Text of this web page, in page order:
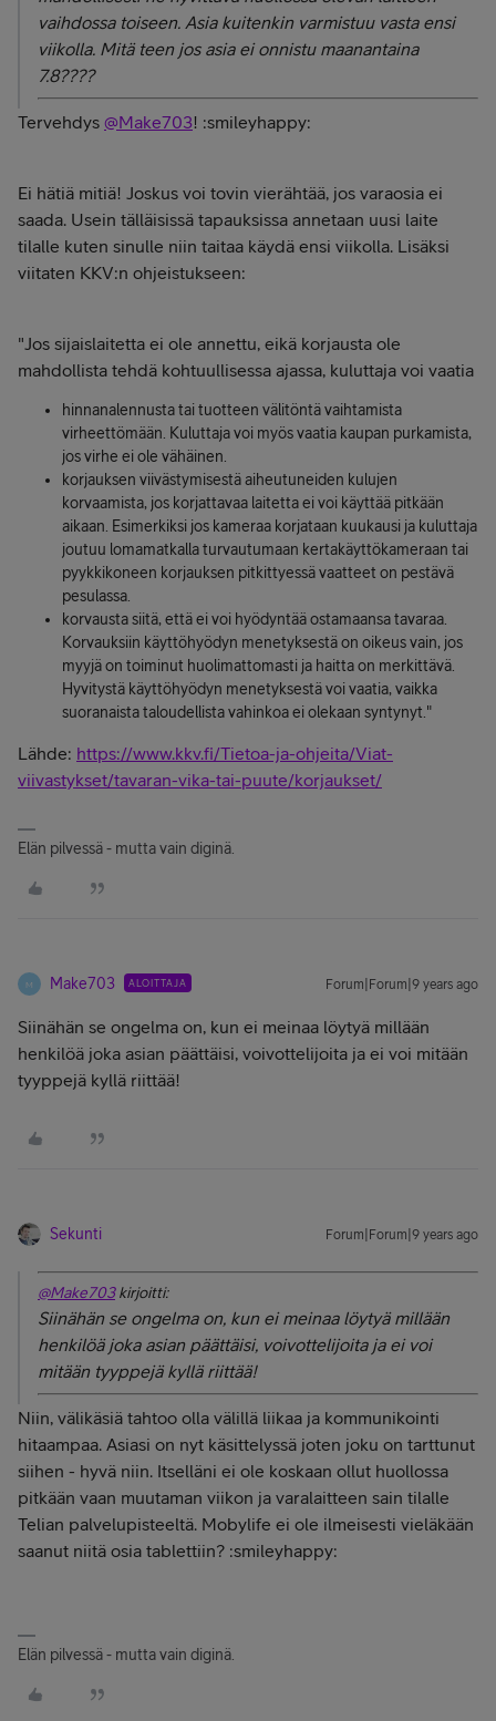
vaihdossa toiseen. Asia kuitenkin varmistuu vasta ensi
viikolla. Mitä teen jos asia ei onnistu maanantaina
7.8????
Tervehdys @Make703! :smileyhappy:
Ei hätiä mitiä! Joskus voi tovin vierähtää, jos varaosia ei
saada. Usein tälläisissä tapauksissa annetaan uusi laite
tilalle kuten sinulle niin taitaa käydä ensi viikolla. Lisäksi
viitaten KKV:n ohjeistukseen:
"Jos sijaislaitetta ei ole annettu, eikä korjausta ole
mahdollista tehdä kohtuullisessa ajassa, kuluttaja voi vaatia
hinnanalennusta tai tuotteen välitöntä vaihtamista
virheettömään. Kuluttaja voi myös vaatia kaupan purkamista,
jos virhe ei ole vähäinen.
korjauksen viivästymisestä aiheutuneiden kulujen
korvaamista, jos korjattavaa laitetta ei voi käyttää pitkään
aikaan. Esimerkiksi jos kameraa korjataan kuukausi ja kuluttaja
joutuu lomamatkalla turvautumaan kertakäyttökameraan tai
pyykkikoneen korjauksen pitkittyessä vaatteet on pestävä
pesulassa.
korvausta siitä, että ei voi hyödyntää ostamaansa tavaraa.
Korvauksiin käyttöhyödyn menetyksestä on oikeus vain, jos
myyjä on toiminut huolimattomasti ja haitta on merkittävä.
Hyvitystä käyttöhyödyn menetyksestä voi vaatia, vaikka
suoranaista taloudellista vahinkoa ei olekaan syntynyt."
Lähde: https://www.kkv.fi/Tietoa-ja-ohjeita/Viat-
viivastykset/tavaran-vika-tai-puute/korjaukset/
Elän pilvessä - mutta vain diginä.
M Make703 ALOITTAJA Forum|Forum|9 years ago
Siinähän se ongelma on, kun ei meinaa löytyä millään
henkilöä joka asian päättäisi, voivottelijoita ja ei voi mitään
tyyppejä kyllä riittää!
Sekunti Forum|Forum|9 years ago
@Make703kirjoitti:
Siinähän se ongelma on, kun ei meinaa löytyä millään
henkilöä joka asian päättäisi, voivottelijoita ja ei voi
mitään tyyppejä kyllä riittää!
Niin, välikäsiä tahtoo olla välillä liikaa ja kommunikointi
hitaampaa. Asiasi on nyt käsittelyssä joten joku on tarttunut
siihen - hyvä niin. Itselläni ei ole koskaan ollut huollossa
pitkään vaan muutaman viikon ja varalaitteen sain tilalle
Telian palvelupisteeltä. Mobylife ei ole ilmeisesti vieläkään
saanut niitä osia tablettiin? :smileyhappy:
Elän pilvessä - mutta vain diginä.